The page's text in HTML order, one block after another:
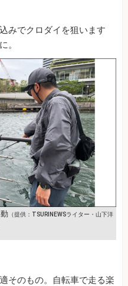
みでクロダイを狙います
。
（提供：TSURINEWSライター・山下洋
そのもの。自転車で走る楽